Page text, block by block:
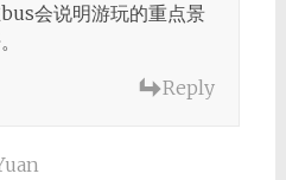
会说明游玩的重点景
Reply